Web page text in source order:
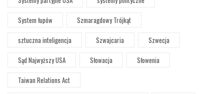
System łupów
Szmaragdowy Trójkąt
sztuczna inteligencja
Szwajcaria
Szwecja
Sąd Najwyższy USA
Słowacja
Słowenia
Taiwan Relations Act